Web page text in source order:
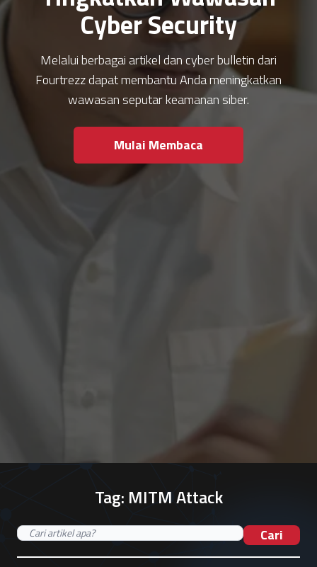
Cyber Security
Melalui berbagai artikel dan cyber bulletin dari
Fourtrezz dapat membantu Anda meningkatkan
wawasan seputar keamanan siber.
Mulai Membaca
Tag: MITM Attack
Cari